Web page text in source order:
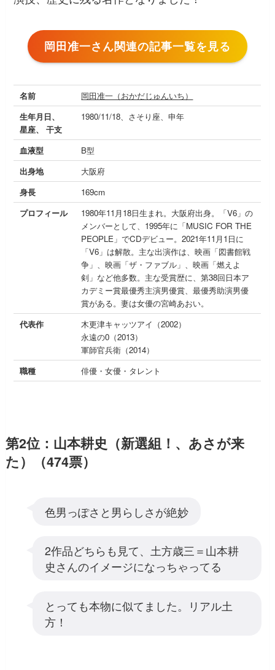
岡田准一さん関連の記事一覧を見る
名前
岡田准一（おかだじゅんいち）
生年月日、
星座、 干支
1980/11/18、さそり座、申年
血液型
B型
出身地
大阪府
身長
169cm
プロフィール
1980年11月18日生まれ。大阪府出身。「V6」の
メンバーとして、1995年に「MUSIC FOR THE
PEOPLE」でCDデビュー。2021年11月1日に
「V6」は解散。主な出演作は、映画「図書館戦
争」、映画「ザ・ファブル」、映画「燃えよ
剣」など他多数。主な受賞歴に、第38回日本ア
カデミー賞最優秀主演男優賞、最優秀助演男優
賞がある。妻は女優の宮崎あおい。
代表作
木更津キャッツアイ（2002）
永遠の0（2013）
軍師官兵衛（2014）
職種
俳優・女優・タレント
第2位：山本耕史（新選組！、あさが来
た）（474票）
色男っぽさと男らしさが絶妙
2作品どちらも見て、土方歳三＝山本耕
史さんのイメージになっちゃってる
とっても本物に似てました。リアル土
方！